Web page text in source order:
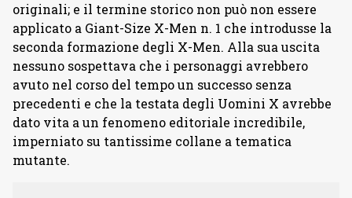
originali; e il termine storico non può non essere
applicato a Giant-Size X-Men n. 1 che introdusse la
seconda formazione degli X-Men. Alla sua uscita
nessuno sospettava che i personaggi avrebbero
avuto nel corso del tempo un successo senza
precedenti e che la testata degli Uomini X avrebbe
dato vita a un fenomeno editoriale incredibile,
imperniato su tantissime collane a tematica
mutante.